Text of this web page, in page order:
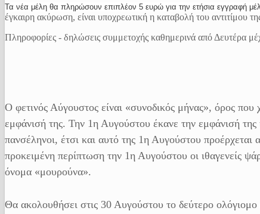
Τα νέα μέλη θα πληρώσουν επιπλέον 5 ευρώ για την ετήσια εγγραφή
έγκαιρη ακύρωση, είναι υποχρεωτική η καταβολή του
Πληροφορίες - δηλώσεις συμμετοχής καθημερινά από Δευτέρα
Ο φετινός Αύγουστος είναι «συνοδικός μήνας», όρος που
εμφάνισή της. Την 1η Αυγούστου έκανε την εμφάνισή
πανσέληνοι, έτσι και αυτό της 1η Αυγούστου
προκειμένη περίπτωση την 1η Αυγούστου οι ιθαγενείς
όνομα «μουρούνα».
Θα ακολουθήσει στις 30 Αυγούστου το δεύτερο